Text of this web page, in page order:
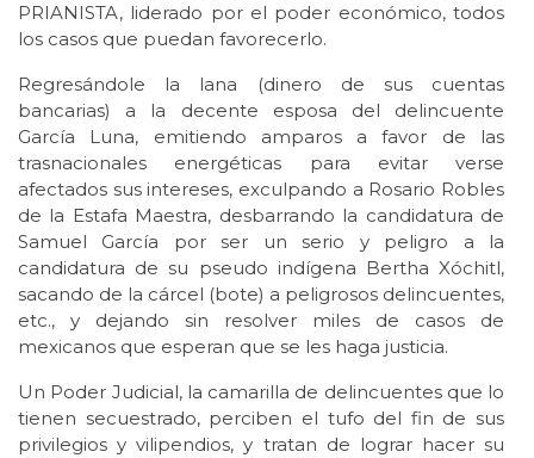
PRIANISTA, liderado por el poder económico, todos
los casos que puedan favorecerlo.
Regresándole la lana (dinero de sus cuentas
bancarias) a la decente esposa del delincuente
García Luna, emitiendo amparos a favor de las
trasnacionales energéticas para evitar verse
afectados sus intereses, exculpando a Rosario Robles
de la Estafa Maestra, desbarrando la candidatura de
Samuel García por ser un serio y peligro a la
candidatura de su pseudo indígena Bertha Xóchitl,
sacando de la cárcel (bote) a peligrosos delincuentes,
etc., y dejando sin resolver miles de casos de
mexicanos que esperan que se les haga justicia.
Un Poder Judicial, la camarilla de delincuentes que lo
tienen secuestrado, perciben el tufo del fin de sus
privilegios y vilipendios, y tratan de lograr hacer su